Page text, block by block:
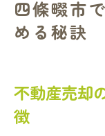
不動産売却
不動産
三大タ
四條畷市
める秘訣
不動産売却
徴